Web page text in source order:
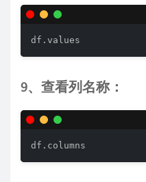
df.values
9、查看列名称：
df.columns